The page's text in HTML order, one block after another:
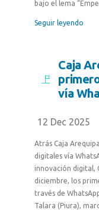
bajo el lema
Seguir leyendo
Caja
vía
12 Dec 2025
Atrás Caja
digitales vía
innovación digital,
diciembre, los
través de
Talara (Piura),